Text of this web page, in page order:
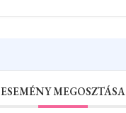
ESEMÉNY MEGOSZTÁSA